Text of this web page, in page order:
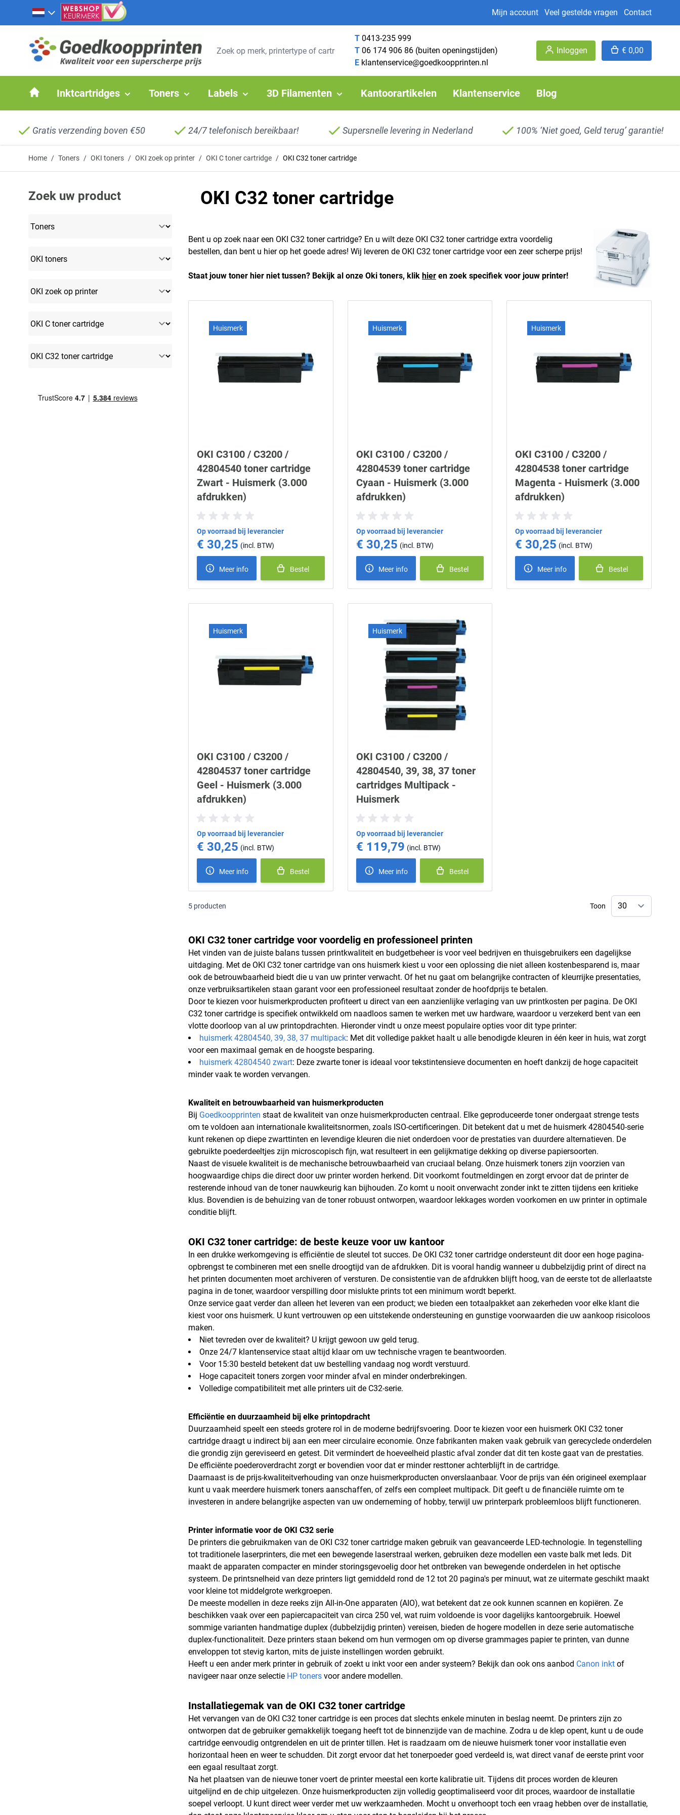
Ga naar de inhoud
Mijn account Veel gestelde vragen Contact
T 0413-235 999
T 06 174 906 86 (buiten openingstijden)
E klantenservice@goedkoopprinten.nl
Inloggen € 0,00
Inktcartridges Toners Labels 3D Filamenten Kantoorartikelen Klantenservice Blog
Gratis verzending boven €50 24/7 telefonisch bereikbaar! Supersnelle levering in Nederland 100% ‘Niet goed, Geld terug’ garantie!
Home / Toners / OKI toners / OKI zoek op printer / OKI C toner cartridge / OKI C32 toner cartridge
Zoek uw product OKI C32 toner cartridge
Bent u op zoek naar een OKI C32 toner cartridge? En u wilt deze OKI C32 toner cartridge extra voordelig
bestellen, dan bent u hier op het goede adres! Wij leveren de OKI C32 toner cartridge voor een zeer scherpe prijs!
Staat jouw toner hier niet tussen? Bekijk al onze Oki toners, klik hier en zoek specifiek voor jouw printer!
Huismerk
OKI C3100 / C3200 /
42804540 toner cartridge
Zwart - Huismerk (3.000
afdrukken)
Op voorraad bij leverancier
€ 30,25
Meer info Bestel
Huismerk
OKI C3100 / C3200 /
42804539 toner cartridge
Cyaan - Huismerk (3.000
afdrukken)
Op voorraad bij leverancier
€ 30,25
Meer info Bestel
Huismerk
OKI C3100 / C3200 /
42804538 toner cartridge
Magenta - Huismerk (3.000
afdrukken)
Op voorraad bij leverancier
€ 30,25
Meer info Bestel
Huismerk
OKI C3100 / C3200 /
42804537 toner cartridge
Geel - Huismerk (3.000
afdrukken)
Op voorraad bij leverancier
€ 30,25
Meer info Bestel
Huismerk
OKI C3100 / C3200 /
42804540, 39, 38, 37 toner
cartridges Multipack -
Huismerk
Op voorraad bij leverancier
€ 119,79
Meer info Bestel
5 producten Toon
OKI C32 toner cartridge voor voordelig en professioneel printen
Het vinden van de juiste balans tussen printkwaliteit en budgetbeheer is voor veel bedrijven en thuisgebruikers een dagelijkse
uitdaging. Met de OKI C32 toner cartridge van ons huismerk kiest u voor een oplossing die niet alleen kostenbesparend is, maar
ook de betrouwbaarheid biedt die u van uw printer verwacht. Of het nu gaat om belangrijke contracten of kleurrijke presentaties,
onze verbruiksartikelen staan garant voor een professioneel resultaat zonder de hoofdprijs te betalen.
Door te kiezen voor huismerkproducten profiteert u direct van een aanzienlijke verlaging van uw printkosten per pagina. De OKI
C32 toner cartridge is specifiek ontwikkeld om naadloos samen te werken met uw hardware, waardoor u verzekerd bent van een
vlotte doorloop van al uw printopdrachten. Hieronder vindt u onze meest populaire opties voor dit type printer:
huismerk 42804540, 39, 38, 37 multipack: Met dit volledige pakket haalt u alle benodigde kleuren in één keer in huis, wat zorgt
voor een maximaal gemak en de hoogste besparing.
huismerk 42804540 zwart: Deze zwarte toner is ideaal voor tekstintensieve documenten en hoeft dankzij de hoge capaciteit
minder vaak te worden vervangen.
Kwaliteit en betrouwbaarheid van huismerkproducten
Bij Goedkoopprinten staat de kwaliteit van onze huismerkproducten centraal. Elke geproduceerde toner ondergaat strenge tests
om te voldoen aan internationale kwaliteitsnormen, zoals ISO-certificeringen. Dit betekent dat u met de huismerk 42804540-serie
kunt rekenen op diepe zwarttinten en levendige kleuren die niet onderdoen voor de prestaties van duurdere alternatieven. De
gebruikte poederdeeltjes zijn microscopisch fijn, wat resulteert in een gelijkmatige dekking op diverse papiersoorten.
Naast de visuele kwaliteit is de mechanische betrouwbaarheid van cruciaal belang. Onze huismerk toners zijn voorzien van
hoogwaardige chips die direct door uw printer worden herkend. Dit voorkomt foutmeldingen en zorgt ervoor dat de printer de
resterende inhoud van de toner nauwkeurig kan bijhouden. Zo komt u nooit onverwacht zonder inkt te zitten tijdens een kritieke
klus. Bovendien is de behuizing van de toner robuust ontworpen, waardoor lekkages worden voorkomen en uw printer in optimale
conditie blijft.
OKI C32 toner cartridge: de beste keuze voor uw kantoor
In een drukke werkomgeving is efficiëntie de sleutel tot succes. De OKI C32 toner cartridge ondersteunt dit door een hoge pagina-
opbrengst te combineren met een snelle droogtijd van de afdrukken. Dit is vooral handig wanneer u dubbelzijdig print of direct na
het printen documenten moet archiveren of versturen. De consistentie van de afdrukken blijft hoog, van de eerste tot de allerlaatste
pagina in de toner, waardoor verspilling door mislukte prints tot een minimum wordt beperkt.
Onze service gaat verder dan alleen het leveren van een product; we bieden een totaalpakket aan zekerheden voor elke klant die
kiest voor ons huismerk. U kunt vertrouwen op een uitstekende ondersteuning en gunstige voorwaarden die uw aankoop risicoloos
maken.
Niet tevreden over de kwaliteit? U krijgt gewoon uw geld terug.
Onze 24/7 klantenservice staat altijd klaar om uw technische vragen te beantwoorden.
Voor 15:30 besteld betekent dat uw bestelling vandaag nog wordt verstuurd.
Hoge capaciteit toners zorgen voor minder afval en minder onderbrekingen.
Volledige compatibiliteit met alle printers uit de C32-serie.
Efficiëntie en duurzaamheid bij elke printopdracht
Duurzaamheid speelt een steeds grotere rol in de moderne bedrijfsvoering. Door te kiezen voor een huismerk OKI C32 toner
cartridge draagt u indirect bij aan een meer circulaire economie. Onze fabrikanten maken vaak gebruik van gerecyclede onderdelen
die grondig zijn gereviseerd en getest. Dit vermindert de hoeveelheid plastic afval zonder dat dit ten koste gaat van de prestaties.
De efficiënte poederoverdracht zorgt er bovendien voor dat er minder resttoner achterblijft in de cartridge.
Daarnaast is de prijs-kwaliteitverhouding van onze huismerkproducten onverslaanbaar. Voor de prijs van één origineel exemplaar
kunt u vaak meerdere huismerk toners aanschaffen, of zelfs een compleet multipack. Dit geeft u de financiële ruimte om te
investeren in andere belangrijke aspecten van uw onderneming of hobby, terwijl uw printerpark probleemloos blijft functioneren.
Printer informatie voor de OKI C32 serie
De printers die gebruikmaken van de OKI C32 toner cartridge maken gebruik van geavanceerde LED-technologie. In tegenstelling
tot traditionele laserprinters, die met een bewegende laserstraal werken, gebruiken deze modellen een vaste balk met leds. Dit
maakt de apparaten compacter en minder storingsgevoelig door het ontbreken van bewegende onderdelen in het optische
systeem. De printsnelheid van deze printers ligt gemiddeld rond de 12 tot 20 pagina's per minuut, wat ze uitermate geschikt maakt
voor kleine tot middelgrote werkgroepen.
De meeste modellen in deze reeks zijn All-in-One apparaten (AIO), wat betekent dat ze ook kunnen scannen en kopiëren. Ze
beschikken vaak over een papiercapaciteit van circa 250 vel, wat ruim voldoende is voor dagelijks kantoorgebruik. Hoewel
sommige varianten handmatige duplex (dubbelzijdig printen) vereisen, bieden de hogere modellen in deze serie automatische
duplex-functionaliteit. Deze printers staan bekend om hun vermogen om op diverse grammages papier te printen, van dunne
enveloppen tot stevig karton, mits de juiste instellingen worden gebruikt.
Heeft u een ander merk printer in gebruik of zoekt u inkt voor een ander systeem? Bekijk dan ook ons aanbod Canon inkt of
navigeer naar onze selectie HP toners voor andere modellen.
Installatiegemak van de OKI C32 toner cartridge
Het vervangen van de OKI C32 toner cartridge is een proces dat slechts enkele minuten in beslag neemt. De printers zijn zo
ontworpen dat de gebruiker gemakkelijk toegang heeft tot de binnenzijde van de machine. Zodra u de klep opent, kunt u de oude
cartridge eenvoudig ontgrendelen en uit de printer tillen. Het is raadzaam om de nieuwe huismerk toner voor installatie even
horizontaal heen en weer te schudden. Dit zorgt ervoor dat het tonerpoeder goed verdeeld is, wat direct vanaf de eerste print voor
een egaal resultaat zorgt.
Na het plaatsen van de nieuwe toner voert de printer meestal een korte kalibratie uit. Tijdens dit proces worden de kleuren
uitgelijnd en de chip uitgelezen. Onze huismerkproducten zijn volledig geoptimaliseerd voor dit proces, waardoor de installatie
soepel verloopt. U kunt direct weer verder met uw werkzaamheden. Mocht u onverhoopt toch een vraag hebben over de installatie,